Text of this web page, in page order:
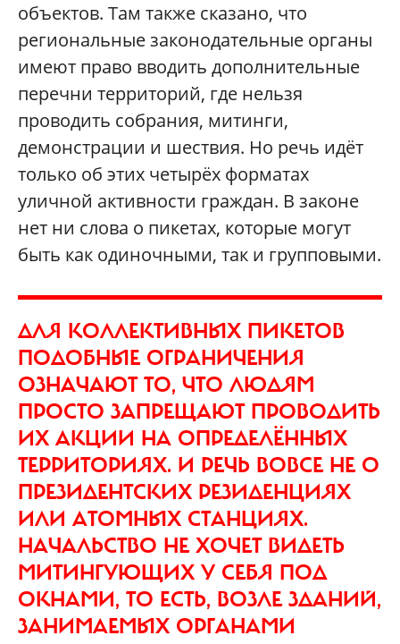
объектов. Там также сказано, что
региональные законодательные органы
имеют право вводить дополнительные
перечни территорий, где нельзя
проводить собрания, митинги,
демонстрации и шествия. Но речь идёт
только об этих четырёх форматах
уличной активности граждан. В законе
нет ни слова о пикетах, которые могут
быть как одиночными, так и групповыми.
ДЛЯ КОЛЛЕКТИВНЫХ ПИКЕТОВ
ПОДОБНЫЕ ОГРАНИЧЕНИЯ
ОЗНАЧАЮТ ТО, ЧТО ЛЮДЯМ
ПРОСТО ЗАПРЕЩАЮТ ПРОВОДИТЬ
ИХ АКЦИИ НА ОПРЕДЕЛЁННЫХ
ТЕРРИТОРИЯХ. И РЕЧЬ ВОВСЕ НЕ О
ПРЕЗИДЕНТСКИХ РЕЗИДЕНЦИЯХ
ИЛИ АТОМНЫХ СТАНЦИЯХ.
НАЧАЛЬСТВО НЕ ХОЧЕТ ВИДЕТЬ
МИТИНГУЮЩИХ У СЕБЯ ПОД
ОКНАМИ, ТО ЕСТЬ, ВОЗЛЕ ЗДАНИЙ,
ЗАНИМАЕМЫХ ОРГАНАМИ